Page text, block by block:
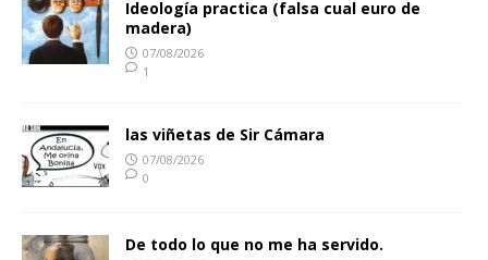
Ideología practica (falsa cual euro de
madera)
07/08/2026
1
las viñetas de Sir Cámara
07/08/2026
0
De todo lo que no me ha servido.